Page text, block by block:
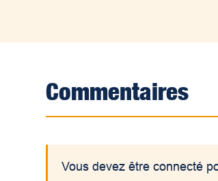
Commentaires
Vous devez être connecté